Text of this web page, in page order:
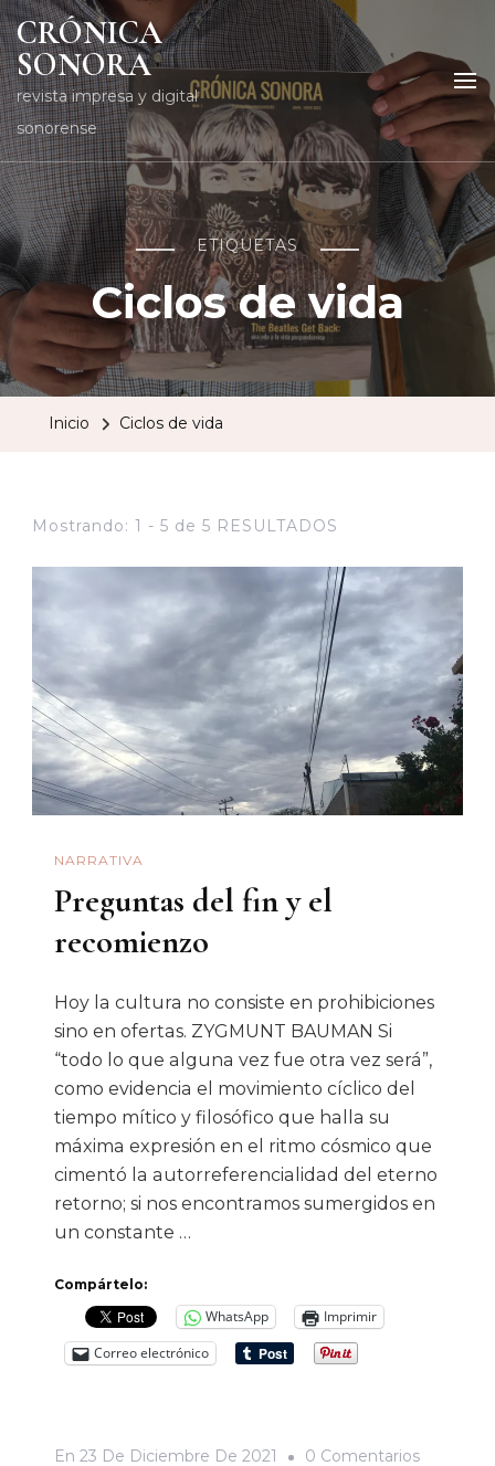
CRÓNICA
SONORA
revista impresa y digital
sonorense
ETIQUETAS
Ciclos de vida
Inicio Ciclos de vida
Mostrando: 1 - 5 de 5 RESULTADOS
NARRATIVA
Preguntas del fin y el
recomienzo
Hoy la cultura no consiste en prohibiciones
sino en ofertas. ZYGMUNT BAUMAN Si
“todo lo que alguna vez fue otra vez será”,
como evidencia el movimiento cíclico del
tiempo mítico y filosófico que halla su
máxima expresión en el ritmo cósmico que
cimentó la autorreferencialidad del eterno
retorno; si nos encontramos sumergidos en
un constante …
Compártelo:
WhatsApp
Imprimir
Correo electrónico
En 23 De Diciembre De 2021 0 ComentariosEn